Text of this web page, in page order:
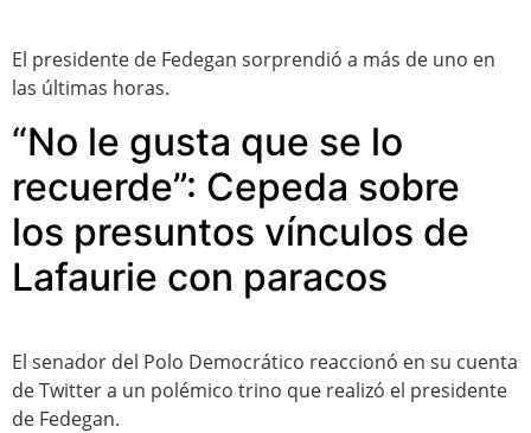
El presidente de Fedegan sorprendió a más de uno en
las últimas horas.
“No le gusta que se lo
recuerde”: Cepeda sobre
los presuntos vínculos de
Lafaurie con paracos
El senador del Polo Democrático reaccionó en su cuenta
de Twitter a un polémico trino que realizó el presidente
de Fedegan.